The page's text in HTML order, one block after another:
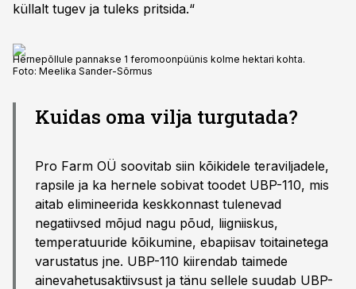
küllalt tugev ja tuleks pritsida.“
Hernepõllule pannakse 1 feromoonpüünis kolme hektari kohta.
Foto: Meelika Sander-Sõrmus
Kuidas oma vilja turgutada?
Pro Farm OÜ soovitab siin kõikidele teraviljadele,
rapsile ja ka hernele sobivat toodet UBP-110, mis
aitab elimineerida keskkonnast tulenevad
negatiivsed mõjud nagu põud, liigniiskus,
temperatuuride kõikumine, ebapiisav toitainetega
varustatus jne. UBP-110 kiirendab taimede
ainevahetusaktiivsust ja tänu sellele suudab UBP-